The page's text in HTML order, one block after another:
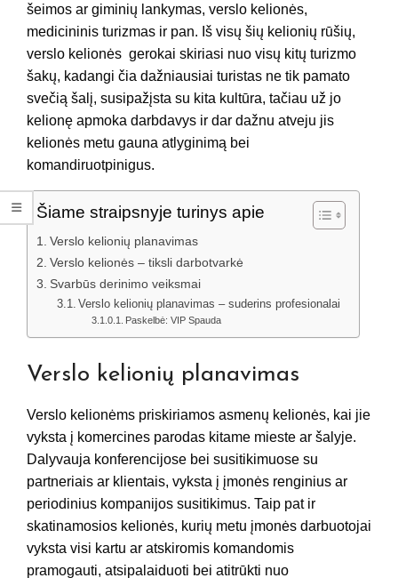
šeimos ar giminių lankymas, verslo kelionės,
medicininis turizmas ir pan. Iš visų šių kelionių rūšių,
verslo kelionės gerokai skiriasi nuo visų kitų turizmo
šakų, kadangi čia dažniausiai turistas ne tik pamato
svečią šalį, susipažįsta su kita kultūra, tačiau už jo
kelionę apmoka darbdavys ir dar dažnu atveju jis
kelionės metu gauna atlyginimą bei
komandiruotpinigus.
Šiame straipsnyje turinys apie
Verslo kelionių planavimas
Verslo kelionės – tiksli darbotvarkė
Svarbūs derinimo veiksmai
Verslo kelionių planavimas – suderins profesionalai
Paskelbė: VIP Spauda
Verslo kelionių planavimas
Verslo kelionėms priskiriamos asmenų kelionės, kai jie
vyksta į komercines parodas kitame mieste ar šalyje.
Dalyvauja konferencijose bei susitikimuose su
partneriais ar klientais, vyksta į įmonės renginius ar
periodinius kompanijos susitikimus. Taip pat ir
skatinamosios kelionės, kurių metu įmonės darbuotojai
vyksta visi kartu ar atskiromis komandomis
pramogauti, atsipalaiduoti bei atitrūkti nuo